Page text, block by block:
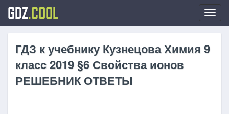
GDZ.COOL
ГДЗ к учебнику Кузнецова Химия 9
класc 2019 §6 Свойства ионов
РЕШЕБНИК ОТВЕТЫ